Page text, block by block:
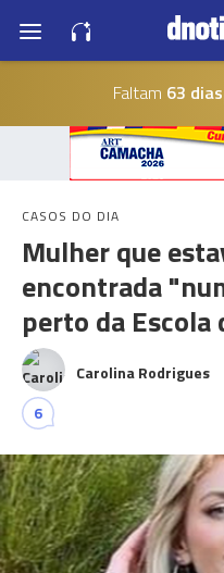
Faltam 63 dias
CASOS DO DIA
Mulher que
encontrada
perto da Escola
Carolina Rodrigues
6